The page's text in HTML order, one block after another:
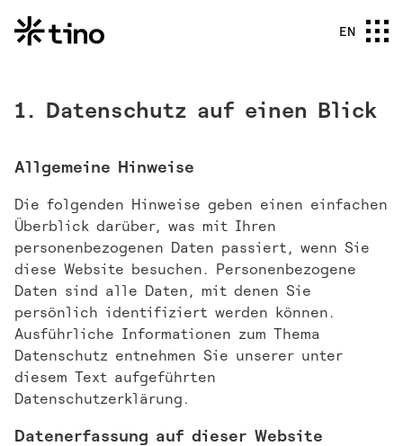
EN
1. Datenschutz auf einen Blick
Allgemeine Hinweise
Die folgenden Hinweise geben einen einfachen
Überblick darüber, was mit Ihren
personenbezogenen Daten passiert, wenn Sie
diese Website besuchen. Personenbezogene
Daten sind alle Daten, mit denen Sie
persönlich identifiziert werden können.
Ausführliche Informationen zum Thema
Datenschutz entnehmen Sie unserer unter
diesem Text aufgeführten
Datenschutzerklärung.
Datenerfassung auf dieser Website